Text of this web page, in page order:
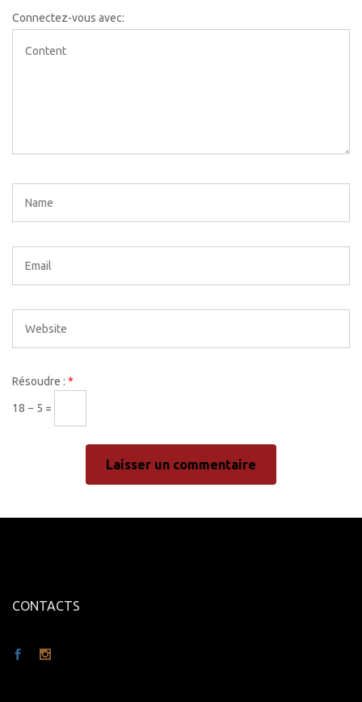
Connectez-vous avec:
Résoudre : *
18 − 5 =
CONTACTS